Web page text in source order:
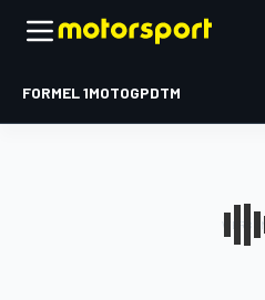
FORMEL 1MOTOGPDTM